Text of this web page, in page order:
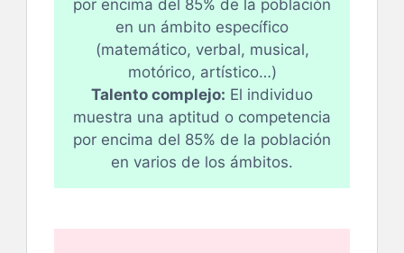
por encima del 85% de la población
en un ámbito específico
(matemático, verbal, musical,
motórico, artístico…)
Talento complejo: El individuo
muestra una aptitud o competencia
por encima del 85% de la población
en varios de los ámbitos.